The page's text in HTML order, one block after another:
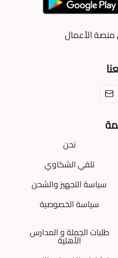
الأعمال
نحن
تلقي الشكاوي
سياسة التجهيز والشحن
سياسة الخصوصية
طلبات الجملة و المدارس
الأهلية